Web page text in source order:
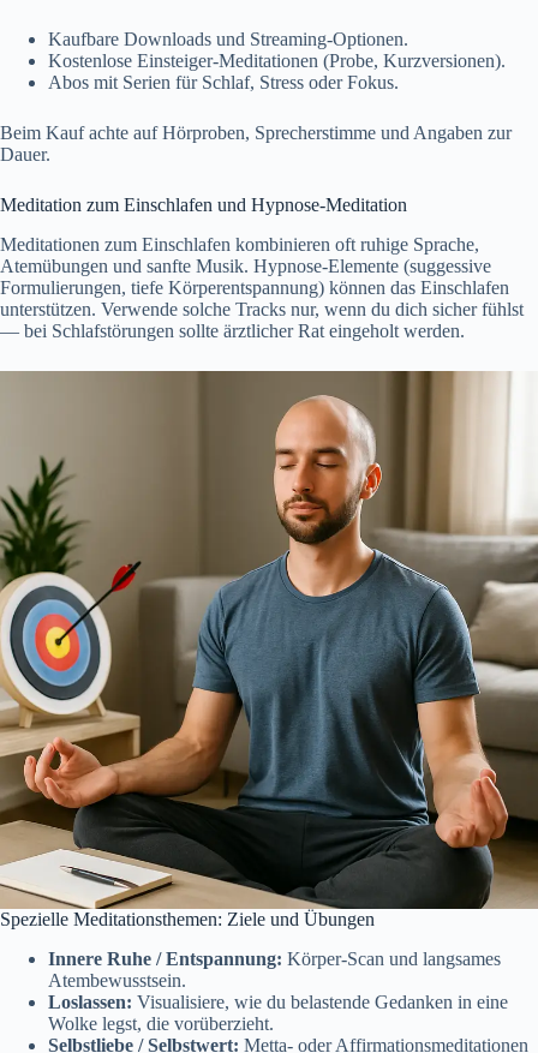
Kaufbare Downloads und Streaming-Optionen.
Kostenlose Einsteiger-Meditationen (Probe, Kurzversionen).
Abos mit Serien für Schlaf, Stress oder Fokus.
Beim Kauf achte auf Hörproben, Sprecherstimme und Angaben zur
Dauer.
Meditation zum Einschlafen und Hypnose-Meditation
Meditationen zum Einschlafen kombinieren oft ruhige Sprache,
Atemübungen und sanfte Musik. Hypnose-Elemente (suggessive
Formulierungen, tiefe Körperentspannung) können das Einschlafen
unterstützen. Verwende solche Tracks nur, wenn du dich sicher fühlst
— bei Schlafstörungen sollte ärztlicher Rat eingeholt werden.
Spezielle Meditationsthemen: Ziele und Übungen
Innere Ruhe / Entspannung: Körper-Scan und langsames
Atembewusstsein.
Loslassen: Visualisiere, wie du belastende Gedanken in eine
Wolke legst, die vorüberzieht.
Selbstliebe / Selbstwert: Metta- oder Affirmationsmeditationen